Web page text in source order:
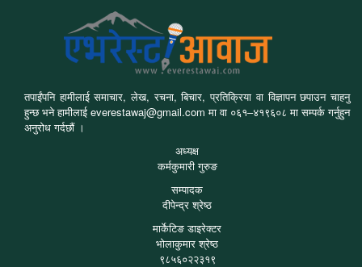
तपाईंपनि हामीलाई समाचार, लेख, रचना, बिचार, प्रतिक्रिया वा विज्ञापन छपाउन चाहनु
हुन्छ भने हामीलाई everestawaj@gmail.com मा वा ०६१–४१९६०८ मा सम्पर्क गर्नुहुन
अनुरोध गर्दछौं ।
अध्यक्ष
कर्मकुमारी गुरुङ
सम्पादक
दीपेन्द्र श्रेष्ठ
मार्केटिङ डाइरेक्टर
भोलाकुमार श्रेष्ठ
९८५६०२२३१९